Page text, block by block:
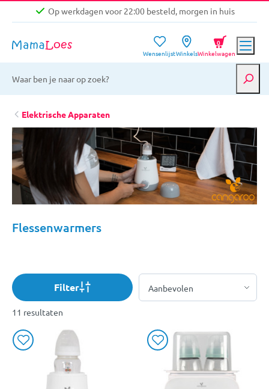
Op werkdagen voor 22:00 besteld, morgen in huis
Gratis verzending vanaf €39,-
Op werkdagen voor 22:00 besteld, morgen in huis
WensenlijstWinkelsWinkelwagen
0
Elektrische Apparaten
Flessenwarmers
Filter
11 resultaten